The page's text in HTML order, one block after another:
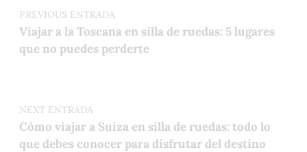
PREVIOUS ENTRADA
Viajar a la Toscana en silla de ruedas: 5 lugares
que no puedes perderte
NEXT ENTRADA
Cómo viajar a Suiza en silla de ruedas: todo lo
que debes conocer para disfrutar del destino